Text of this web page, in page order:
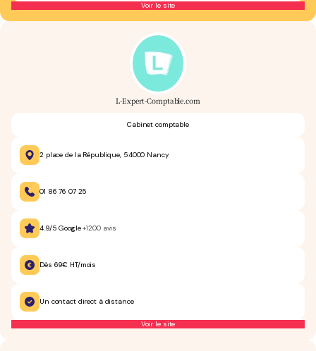
Voir le site
L-Expert-Comptable.com
Cabinet comptable
2 place de la République, 54000 Nancy
01 86 76 07 25
4.9/5 Google+1200 avis
Dès 69€ HT/mois
Un contact direct à distance
Voir le site